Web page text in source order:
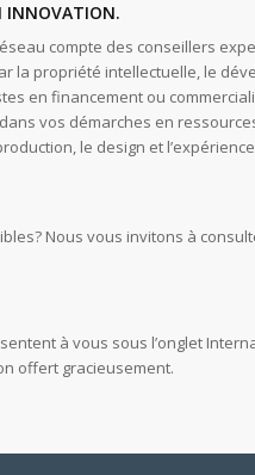
INNOVATION.
compte des conseillers
la propriété intellectuelle, le
en financement ou
vos démarches en
le design et
Nous vous invitons à
à vous sous l’onglet
offert gracieusement.